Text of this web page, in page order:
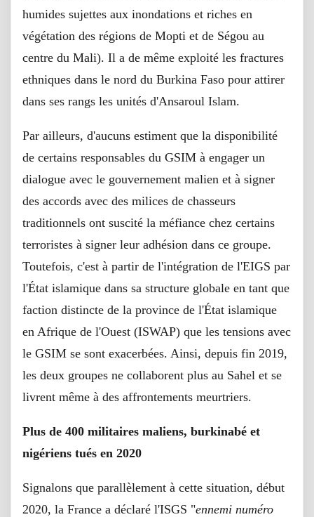
humides sujettes aux inondations et riches en
végétation des régions de Mopti et de Ségou au
centre du Mali). Il a de même exploité les fractures
ethniques dans le nord du Burkina Faso pour attirer
dans ses rangs les unités d'Ansaroul Islam.
Par ailleurs, d'aucuns estiment que la disponibilité
de certains responsables du GSIM à engager un
dialogue avec le gouvernement malien et à signer
des accords avec des milices de chasseurs
traditionnels ont suscité la méfiance chez certains
terroristes à signer leur adhésion dans ce groupe.
Toutefois, c'est à partir de l'intégration de l'EIGS par
l'État islamique dans sa structure globale en tant que
faction distincte de la province de l'État islamique
en Afrique de l'Ouest (ISWAP) que les tensions avec
le GSIM se sont exacerbées. Ainsi, depuis fin 2019,
les deux groupes ne collaborent plus au Sahel et se
livrent même à des affrontements meurtriers.
Plus de 400 militaires maliens, burkinabé et
nigériens tués en 2020
Signalons que parallèlement à cette situation, début
2020, la France a déclaré l'ISGS "ennemi numéro